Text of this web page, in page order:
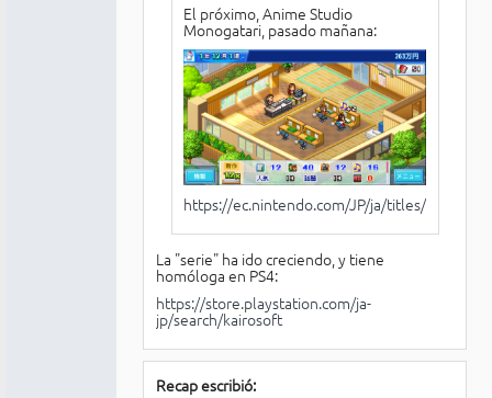
El próximo, Anime Studio
Monogatari, pasado mañana:
https://ec.nintendo.com/JP/ja/titles/
La "serie" ha ido creciendo, y tiene
homóloga en PS4:
https://store.playstation.com/ja-
jp/search/kairosoft
Recap escribió: